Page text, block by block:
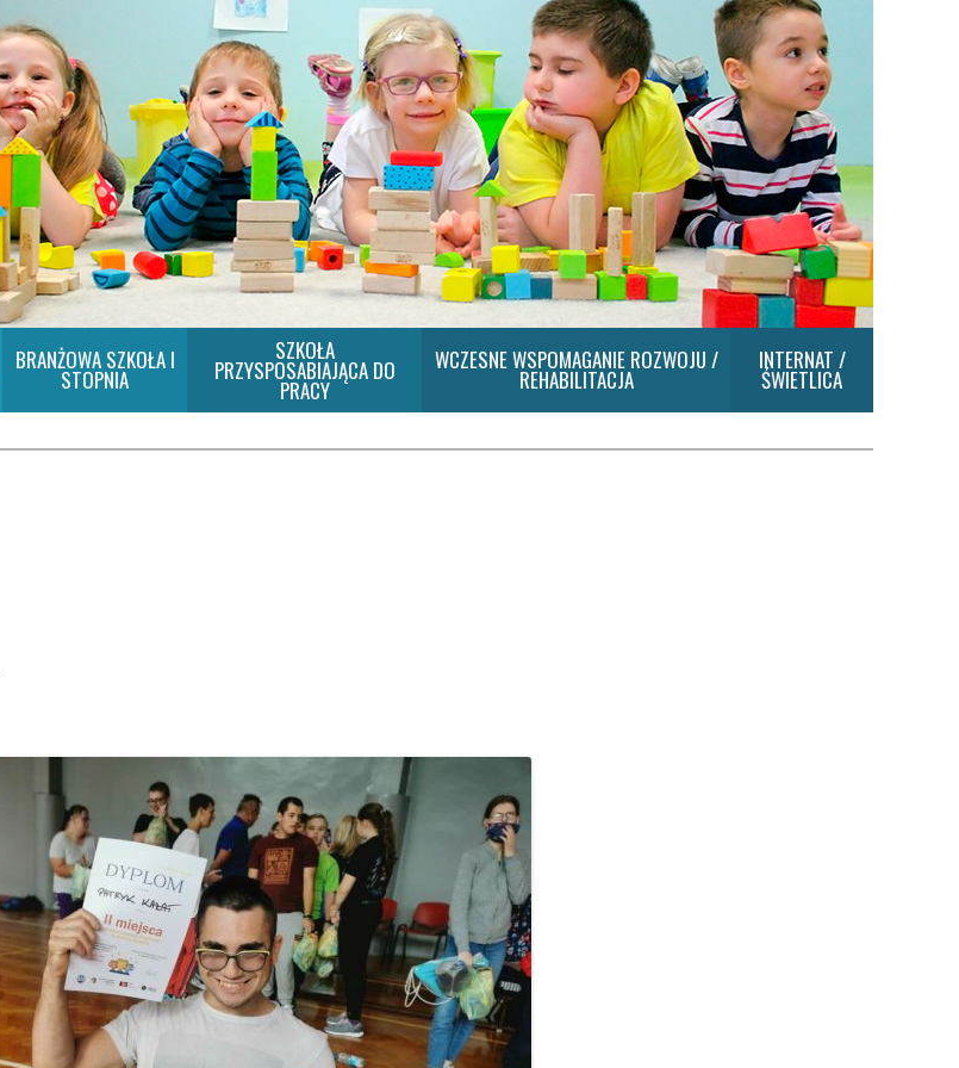
BRANŻOWA SZKOŁA I
STOPNIA
SZKOŁA
PRZYSPOSABIAJĄCA DO
PRACY
WCZESNE WSPOMAGANIE ROZWOJU /
REHABILITACJA
INTERNAT /
ŚWIETLICA